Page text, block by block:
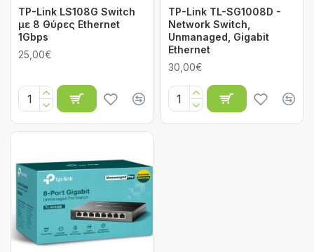
TP-Link LS108G Switch
με 8 Θύρες Ethernet
1Gbps
25,00€
TP-Link TL-SG1008D -
Network Switch,
Unmanaged, Gigabit
Ethernet
30,00€